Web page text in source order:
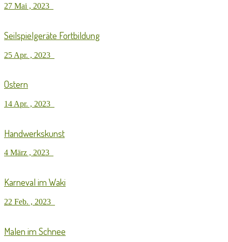
27 Mai , 2023
Seilspielgeräte Fortbildung
25 Apr. , 2023
Ostern
14 Apr. , 2023
Handwerkskunst
4 März , 2023
Karneval im Waki
22 Feb. , 2023
Malen im Schnee